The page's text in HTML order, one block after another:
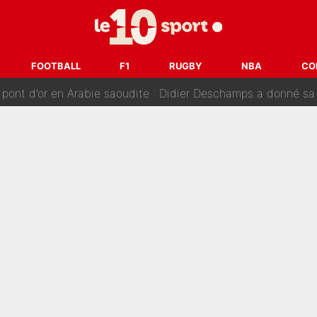
FOOTBALL F1 RUGBY NBA
ont de la concurrence ? L’IA annonce les 5 joueurs qui vont
: Fabrizio Romano dévoile déjà la stratégie du PSG
d’or en Arabie saoudite : Didier Deschamps a donné